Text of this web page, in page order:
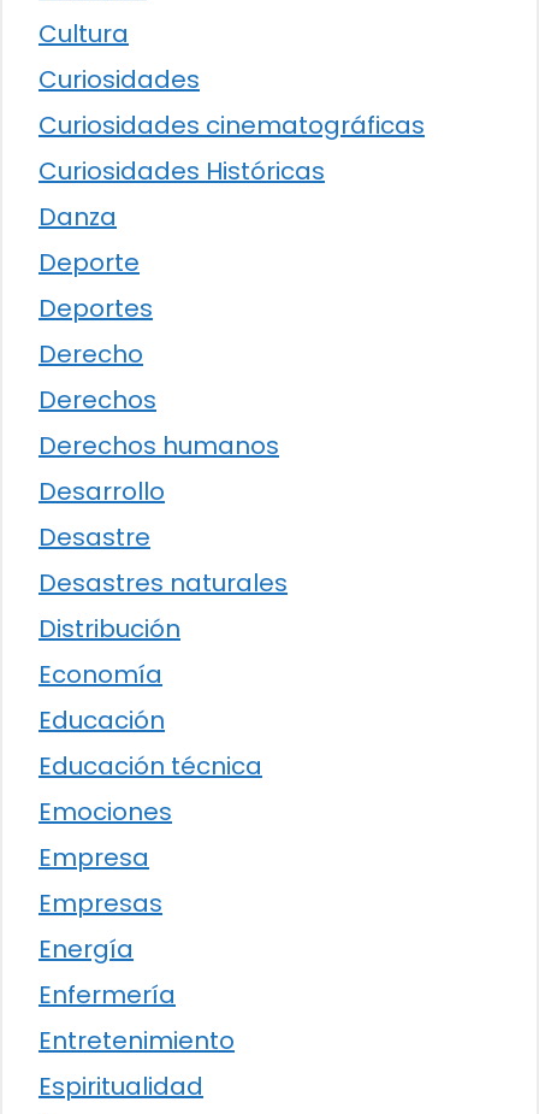
Cultura
Curiosidades
Curiosidades cinematográficas
Curiosidades Históricas
Danza
Deporte
Deportes
Derecho
Derechos
Derechos humanos
Desarrollo
Desastre
Desastres naturales
Distribución
Economía
Educación
Educación técnica
Emociones
Empresa
Empresas
Energía
Enfermería
Entretenimiento
Espiritualidad